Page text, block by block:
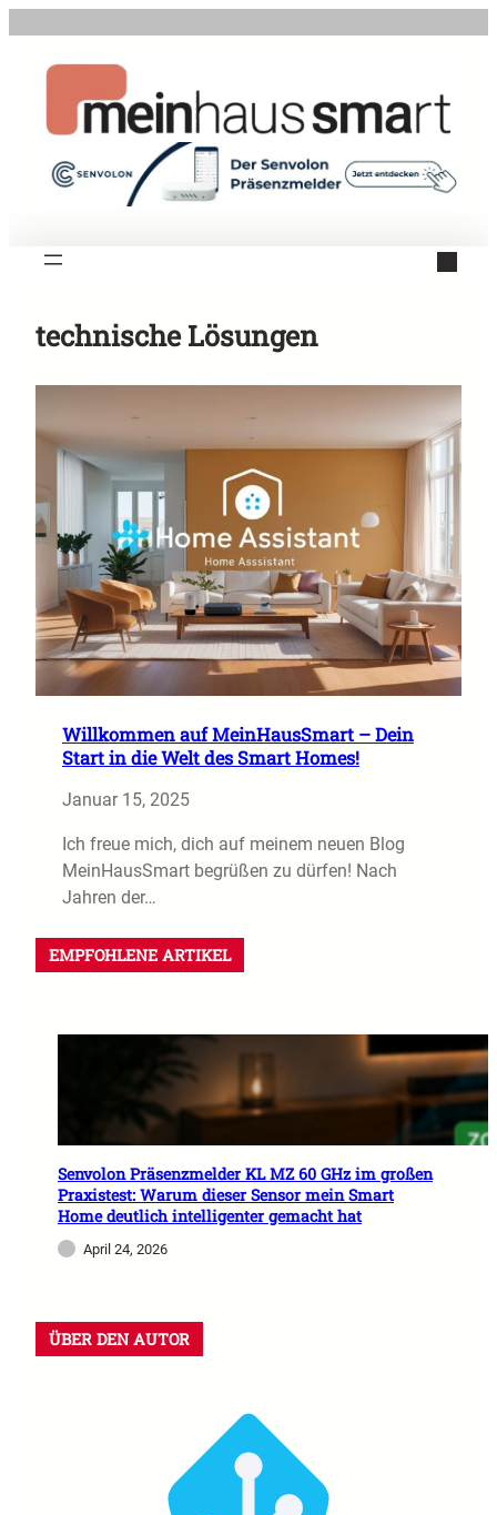
springen
technische Lösungen
Willkommen auf MeinHausSmart – Dein
Start in die Welt des Smart Homes!
Januar 15, 2025
Ich freue mich, dich auf meinem neuen Blog
MeinHausSmart begrüßen zu dürfen! Nach
Jahren der…
EMPFOHLENE ARTIKEL
Senvolon Präsenzmelder KL MZ 60 GHz im großen
Praxistest: Warum dieser Sensor mein Smart
Home deutlich intelligenter gemacht hat
April 24, 2026
ÜBER DEN AUTOR